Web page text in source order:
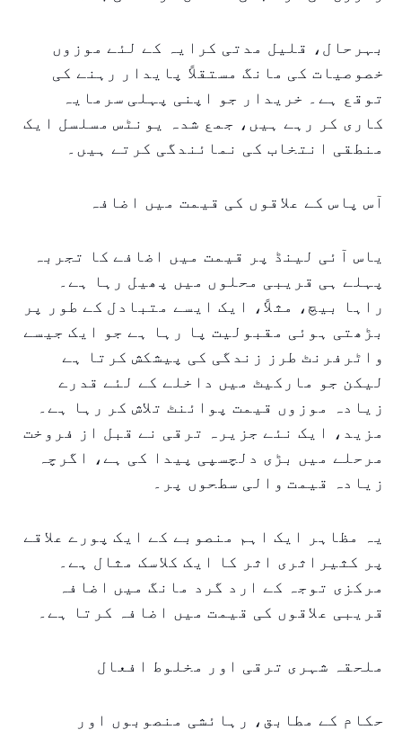
بہرحال، قلیل مدتی کرایہ کے لئے موزوں
خصوصیات کی مانگ مستقلاً پایدار رہنے کی
توقع ہے۔ خریدار جو اپنی پہلی سرمایہ
کاری کر رہے ہیں، جمع شدہ یونٹس مسلسل ایک
منطقی انتخاب کی نمائندگی کرتے ہیں۔
آس پاس کے علاقوں کی قیمت میں اضافہ
یاس آئی لینڈ پر قیمت میں اضافے کا تجربہ
پہلے ہی قریبی محلوں میں پھیل رہا ہے۔
راہا بیچ، مثلاً، ایک ایسے متبادل کے طور پر
بڑھتی ہوئی مقبولیت پا رہا ہے جو ایک جیسے
واٹرفرنٹ طرز زندگی کی پیشکش کرتا ہے
لیکن جو مارکیٹ میں داخلے کے لئے قدرے
زیادہ موزوں قیمت پوائنٹ تلاش کر رہا ہے۔
مزید، ایک نئے جزیرہ ترقی نے قبل از فروخت
مرحلے میں بڑی دلچسپی پیدا کی ہے، اگرچہ
زیادہ قیمت والی سطحوں پر۔
یہ مظاہر ایک اہم منصوبے کے ایک پورے علاقے
پر کثیراثری اثر کا ایک کلاسک مثال ہے۔
مرکزی توجہ کے ارد گرد مانگ میں اضافہ
قریبی علاقوں کی قیمت میں اضافہ کرتا ہے۔
ملحقہ شہری ترقی اور مخلوط افعال
حکام کے مطابق، رہائشی منصوبوں اور